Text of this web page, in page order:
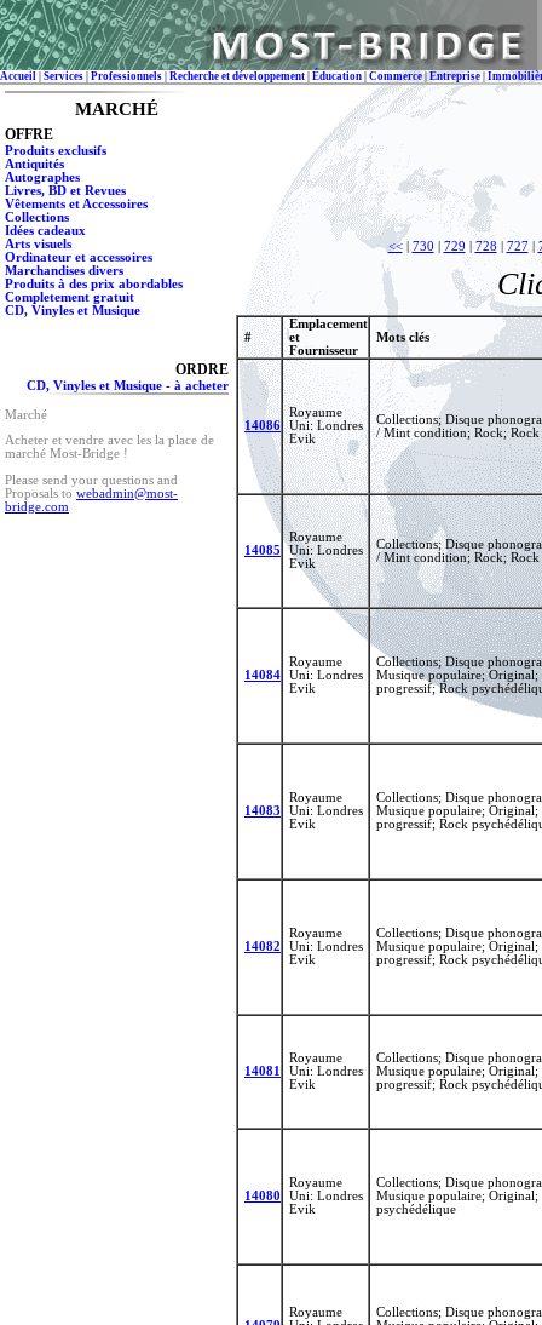
Accueil Services Professionnels Recherche et développement Éducation Commerce|Entreprise
MARCHÉ
OFFRE
Produits exclusifs
Antiquités
Autographes
Livres, BD et Revues
Vêtements et Accessoires
Collections
Idées cadeaux
Arts visuels
Ordinateur et accessoires
Marchandises divers
Produits à des prix abordables
Completement gratuit
CD, Vinyles et Musique
ORDRE
CD, Vinyles et Musique - à acheter
Marché
Acheter et vendre avec les la place de
marché Most-Bridge !
Please send your questions and
Proposals to webadmin@most-
bridge.com
<<| 730 729 |728 727|
#
Emplacement
et
Fournisseur
Mots clés
14086
Royaume
Uni: Londres
Evik
Collections; Disque
/ Mint condition; Rock; Rock
14085
Royaume
Uni: Londres
Evik
Collections; Disque
/ Mint condition; Rock; Rock
14084
Royaume
Uni: Londres
Evik
Collections; Disque
Musique populaire; Original;
progressif; Rock
14083
Royaume
Uni: Londres
Evik
Collections; Disque
Musique populaire; Original;
progressif; Rock
14082
Royaume
Uni: Londres
Evik
Collections; Disque
Musique populaire; Original;
progressif; Rock
14081
Royaume
Uni: Londres
Evik
Collections; Disque
Musique populaire; Original;
progressif; Rock
14080
Royaume
Uni: Londres
Evik
Collections; Disque
Musique populaire; Original;
psychédélique
Royaume
Collections; Disque